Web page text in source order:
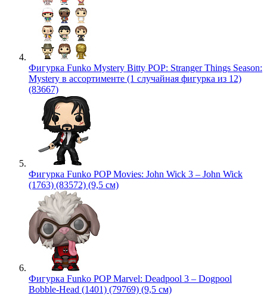
Фигурка Funko Mystery Bitty POP: Stranger Things Season:
Mystery в ассортименте (1 случайная фигурка из 12)
(83667)
Фигурка Funko POP Movies: John Wick 3 – John Wick
(1763) (83572) (9,5 см)
Фигурка Funko POP Marvel: Deadpool 3 – Dogpool
Bobble-Head (1401) (79769) (9,5 см)